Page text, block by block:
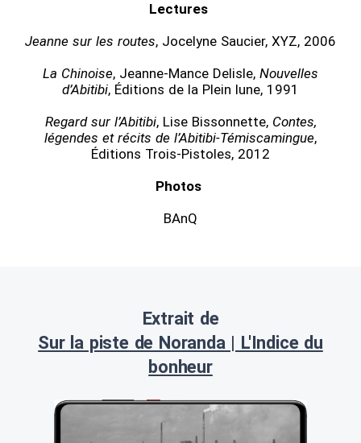
Lectures
Jeanne sur les routes, Jocelyne Saucier, XYZ, 2006
La Chinoise, Jeanne-Mance Delisle, Nouvelles
d’Abitibi, Éditions de la Plein lune, 1991
Regard sur l’Abitibi, Lise Bissonnette, Contes,
légendes et récits de l’Abitibi-Témiscamingue,
Éditions Trois-Pistoles, 2012
Photos
BAnQ
Extrait de
Sur la piste de Noranda | L'Indice du
bonheur